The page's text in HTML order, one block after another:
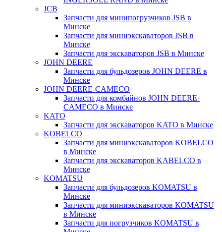
JCB
Запчасти для минипогрузчиков JSB в
Минске
Запчасти для миниэкскаваторов JSB в
Минске
Запчасти для экскаваторов JSB в Минске
JOHN DEERE
Запчасти для бульдозеров JOHN DEERE в
Минске
JOHN DEERE-CAMECO
Запчасти для комбайнов JOHN DEERE-
CAMECO в Минске
KATO
Запчасти для экскаваторов KATO в Минске
KOBELCO
Запчасти для миниэкскаваторов KOBELCO
в Минске
Запчасти для экскаваторов KABELCO в
Минске
KOMATSU
Запчасти для бульдозеров KOMATSU в
Минске
Запчасти для миниэкскаваторов KOMATSU
в Минске
Запчасти для погрузчиков KOMATSU в